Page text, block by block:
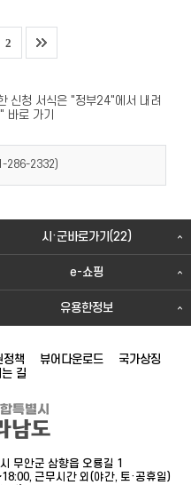
2
신청 서식은 "정부24"에서 내려
로 가기
286-2332)
시·군바로가기(22)
e-쇼핑
유용한정보
정책 뷰어다운로드
국가상징
길
무안군 삼향읍 오룡길 1
근무시간 외(야간, 토·공휴일)